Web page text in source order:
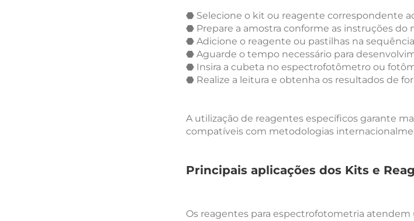
⬣ Selecione o kit ou reagente correspondente
⬣ Prepare a amostra conforme as instruções do
⬣ Adicione o reagente ou pastilhas na
⬣ Aguarde o tempo necessário para
⬣ Insira a cubeta no espectrofotômetro ou
⬣ Realize a leitura e obtenha os resultados de
A utilização de reagentes específicos garante
compatíveis com metodologias
Principais aplicações dos Kits e
Os reagentes para espectrofotometria atendem